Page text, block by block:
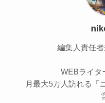
編集人責任
WEBライタ
月最大5万人訪れる「